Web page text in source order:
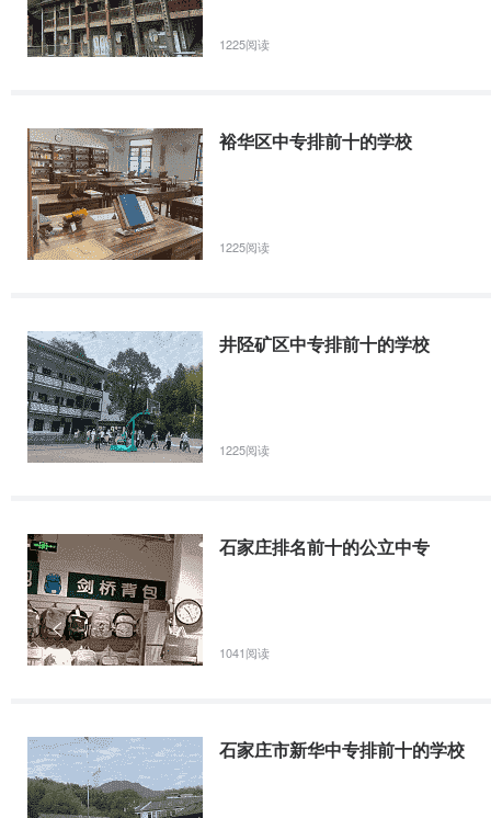
1225阅读
裕华区中专排前十的学校
1225阅读
井陉矿区中专排前十的学校
1225阅读
石家庄排名前十的公立中专
1041阅读
石家庄市新华中专排前十的学校